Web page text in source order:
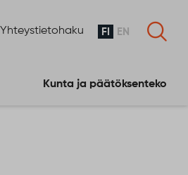
Yhteystietohaku FI EN
Kunta ja päätöksenteko